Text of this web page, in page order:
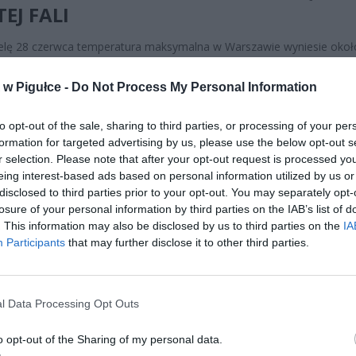
Pigułce - Do Not Process My Personal Information
opt-out of the sale, sharing to third parties, or processing of your
for targeted advertising by us, please use the below opt-out
selection. Please note that after your opt-out request is processed
interest-based ads based on personal information utilized by us
to third parties prior to your opt-out. You may separately
of your personal information by third parties on the IAB’s list of
This information may also be disclosed by us to third parties on the
Participants that may further disclose it to other third parties.
Data Processing Opt Outs
opt-out of the Sharing of my personal data.
FALI
28 czerwca temperatura maksymalna w Warszawie wyniesie
goręcej – prognozy wskazują na 37-39 stopni, czyli najwyższe
25 stopni, co oznacza brak realnego wytchnienia nawet po zachodzie
ad